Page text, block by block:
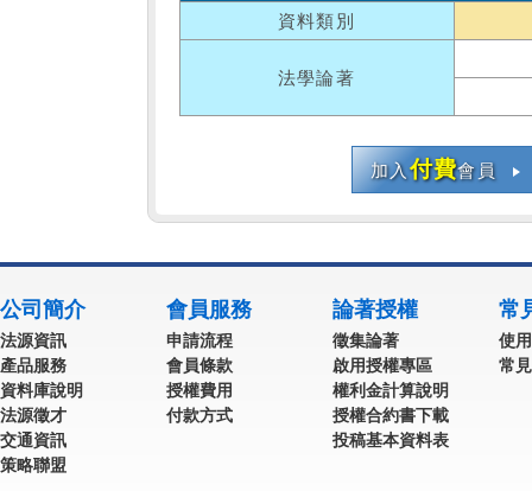
資料類別
法學論著
加入付費會員
公司簡介
法源資訊
產品服務
資料庫說明
法源徵才
交通資訊
策略聯盟
會員服務
申請流程
會員條款
授權費用
付款方式
論著授權
徵集論著
啟用授權專區
權利金計算說明
授權合約書下載
投稿基本資料表
常
使
常